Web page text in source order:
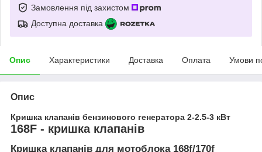
Замовлення під захистом
Доступна доставка
Опис Характеристики Доставка Оплата Умови
Опис
Кришка клапанів бензинового генератора 2-2.5-3 кВт
168F - кришка клапанів
Кришка клапанів для мотоблока 168f/170f